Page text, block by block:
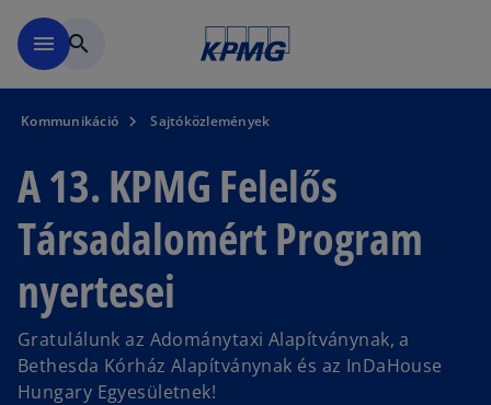
menu search
Kommunikáció Sajtóközlemények
A 13. KPMG Felelős
Társadalomért Program
nyertesei
Gratulálunk az Adománytaxi Alapítványnak, a
Bethesda Kórház Alapítványnak és az InDaHouse
Hungary Egyesületnek!